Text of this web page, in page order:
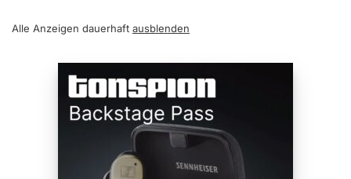
Alle Anzeigen dauerhaft ausblenden